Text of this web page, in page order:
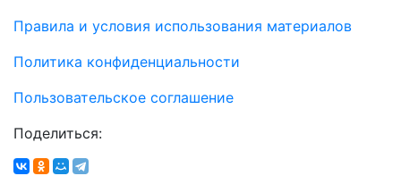
Правила и условия использования материалов
Политика конфиденциальности
Пользовательское соглашение
Поделиться: